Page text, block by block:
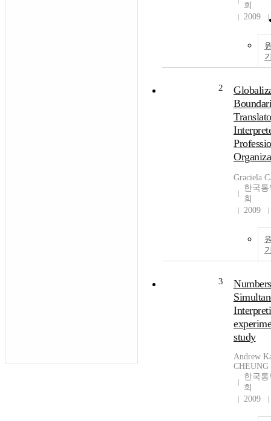
회
2009
2
Graciela
한국
회
2009
3
study
Andrew
CHEUNG
한국
회
2009